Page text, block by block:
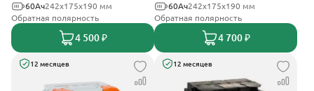
242x175x190 мм
60Ач
Обратная полярность
4 500 ₽
242х175х190 мм
60Ач
Обратная полярность
4 700 ₽
12 месяцев 12 месяцев